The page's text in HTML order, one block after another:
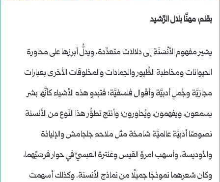
بقلم:مهنَّا بلال الرَّشيد
يشير مفهوم الأنْسَنَةِ إلى دلالات متعدِّدة، ويدلُّ أبرزها على محاورة
الحيوانات ومخاطبة الطُّيور والجمادات والمخلوقات الأخرى بعبارات
مجازيَّة وجُملٍ أدبيَّة وأقوال فلسفيَّة؛ فتبدو هذه الأشياء كأنَّها بشر
يسمعون، ويفهمون، ويُحاورون؛ وأنتج تطوُّر هذا النَوع من الأنسنة
نصوصًا أدبيَّة عالميَّة شامخة مثل ملاحم جلجامش والإلياذة
والأوديسة، وأسهب امرؤ القيس وعَنترة العبسيِّ في حوار فرسَيْهما،
وكان شعرهما نموذجًا جميلًا من نماذج الأنسنة. وكذلك أسهمت